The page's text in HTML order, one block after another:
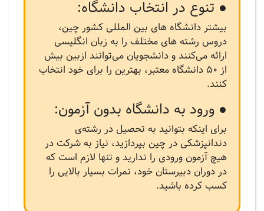
● تنوع در انتخاب دانشگاه:
بیشتر دانشگاه های بین المللی کشور چین،
دروس رشته های مختلف را به زبان انگلیسی
ارائه می‌کنند و دانشجویان می‌توانند ازبین بیش
از 50 دانشگاه معتبر، بهترین را برای خود انتخاب
کنند.
● ورود به دانشگاه بدون آزمون:
برای اینکه بتوانید به تحصیل در رشته‌ی
دندانپزشکی در چین بپردازید، نیاز به شرکت در
هیچ آزمون ورودی را ندارید و تنها لازم است که
در دوران دبیرستان خود، نمرات بسیار بالایی را
کسب کرده باشید.